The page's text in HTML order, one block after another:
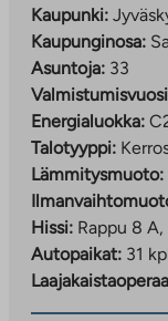
Kaupunki:
Kaupunginosa:
Asuntoja: 33
Energialuokka:
Talotyyppi:
Lämmitysmuoto:
Hissi: Rappu 8
Autopaikat: 31